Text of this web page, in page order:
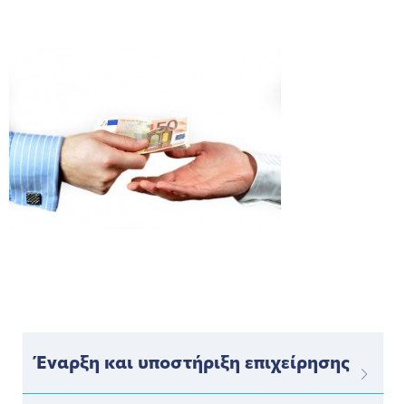
Έναρξη και υποστήριξη επιχείρησης